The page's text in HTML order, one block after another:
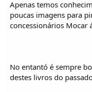
Apenas temos
poucas imagens para
concessionários Mocar
No entantó é sempre
destes livros do